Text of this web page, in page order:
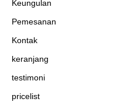
Keungulan
Pemesanan
Kontak
keranjang
testimoni
pricelist